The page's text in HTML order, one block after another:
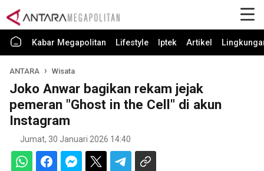
Kabar Megapolitan Lifestyle Iptek Artikel
ANTARA Wisata
Joko Anwar bagikan rekam jejak
pemeran "Ghost in the Cell" di akun
Instagram
Jumat, 30 Januari 2026 14:40